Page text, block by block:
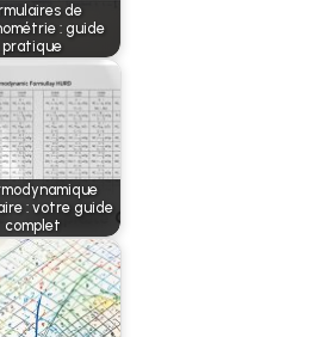
de
: guide
pratique
: votre guide
complet